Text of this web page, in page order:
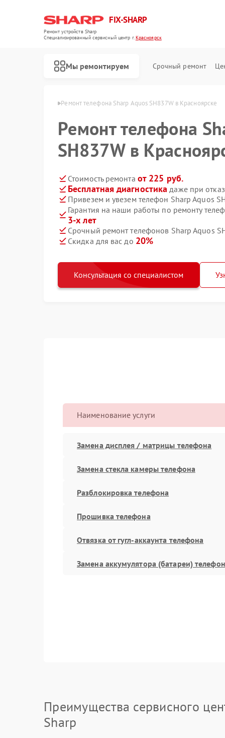
FIX-SHARP
Ремонт устройств Sharp
Специализированный cервисный центр г.Красноярск
Мы ремонтируем Срочный ремонт
в Красноярске Ремонт телефона Sharp Aquos SH837W в Красноярске
Ремонт телефона
SH837W в
Стоимость ремонта от 225 руб.
Бесплатная диагностика даже при
Привезем и увезем телефон Sharp Aquos
Гарантия на наши работы по ремонту
3-х лет
Срочный ремонт телефонов Sharp Aquos
Скидка для вас до 20%
Консультация со специалистом
Наименование услуги
Замена дисплея / матрицы телефона
Замена стекла камеры телефона
Разблокировка телефона
Прошивка телефона
Отвязка от гугл-аккаунта телефона
Замена аккумулятора (батареи)
Преимущества сервисного
Sharp